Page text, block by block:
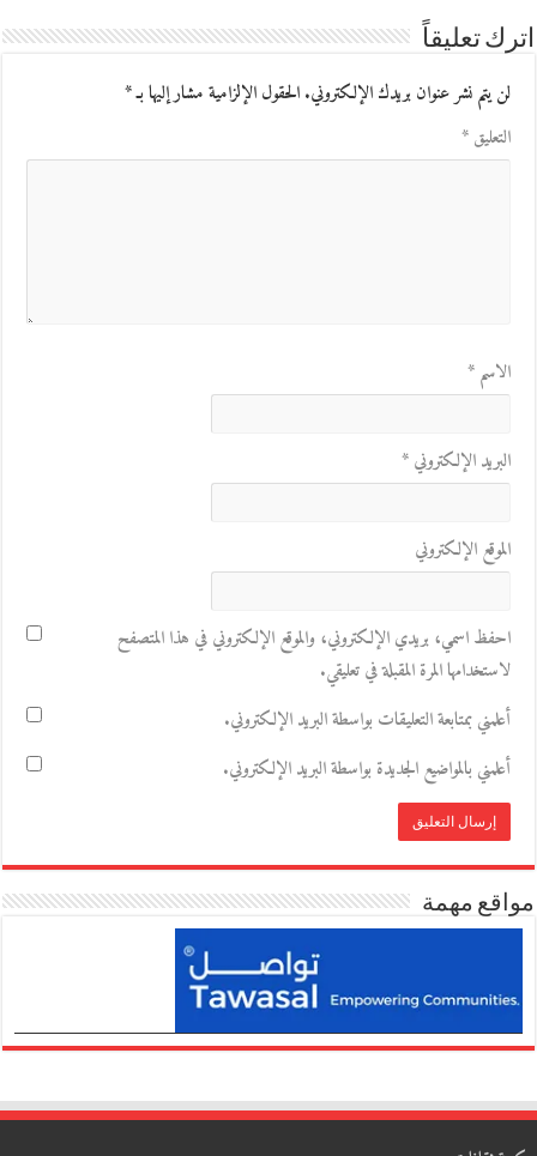
اترك تعليقاً
لن يتم نشر عنوان بريدك الإلكتروني.الحقول الإلزامية مشار إليها بـ*
التعليق*
الاسم*
البريد الإلكتروني*
الموقع الإلكتروني
احفظ اسمي، بريدي الإلكتروني، والموقع الإلكتروني في هذا المتصفح
لاستخدامها المرة المقبلة في تعليقي.
أعلمني بمتابعة التعليقات بواسطة البريد الإلكتروني.
أعلمني بالمواضيع الجديدة بواسطة البريد الإلكتروني.
مواقع مهمة